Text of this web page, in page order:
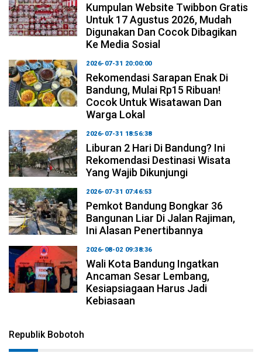
Kumpulan Website Twibbon Gratis
Untuk 17 Agustus 2026, Mudah
Digunakan Dan Cocok Dibagikan
Ke Media Sosial
2026-07-31 20:00:00
Rekomendasi Sarapan Enak Di
Bandung, Mulai Rp15 Ribuan!
Cocok Untuk Wisatawan Dan
Warga Lokal
2026-07-31 18:56:38
Liburan 2 Hari Di Bandung? Ini
Rekomendasi Destinasi Wisata
Yang Wajib Dikunjungi
2026-07-31 07:46:53
Pemkot Bandung Bongkar 36
Bangunan Liar Di Jalan Rajiman,
Ini Alasan Penertibannya
2026-08-02 09:38:36
Wali Kota Bandung Ingatkan
Ancaman Sesar Lembang,
Kesiapsiagaan Harus Jadi
Kebiasaan
Republik Bobotoh